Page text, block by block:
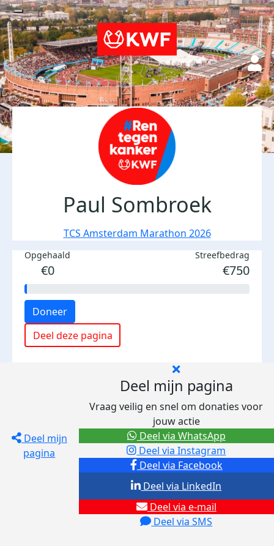
Paul Sombroek
TCS Amsterdam Marathon 2026
Opgehaald
€0
Streefbedrag
€750
Doneer
Deel deze pagina
Deel mijn
pagina
Deel mijn pagina
Vraag veilig en snel om donaties voor
jouw actie
Deel via Facebook
Deel via Instagram
Deel via e-mail
Deel via SMS
Deel via LinkedIn
Deel via WhatsApp